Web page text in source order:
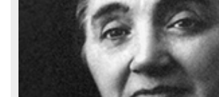
EKARPENA EGIN